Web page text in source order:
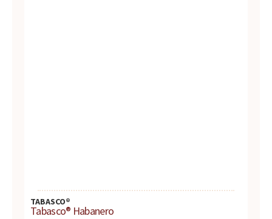
TABASCO®
Tabasco® Habanero